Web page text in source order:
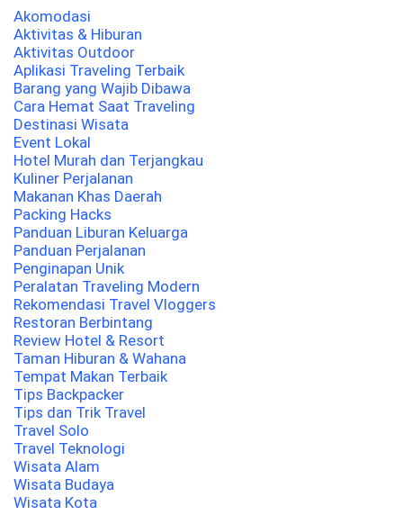
Akomodasi
Aktivitas & Hiburan
Aktivitas Outdoor
Aplikasi Traveling Terbaik
Barang yang Wajib Dibawa
Cara Hemat Saat Traveling
Destinasi Wisata
Event Lokal
Hotel Murah dan Terjangkau
Kuliner Perjalanan
Makanan Khas Daerah
Packing Hacks
Panduan Liburan Keluarga
Panduan Perjalanan
Penginapan Unik
Peralatan Traveling Modern
Rekomendasi Travel Vloggers
Restoran Berbintang
Review Hotel & Resort
Taman Hiburan & Wahana
Tempat Makan Terbaik
Tips Backpacker
Tips dan Trik Travel
Travel Solo
Travel Teknologi
Wisata Alam
Wisata Budaya
Wisata Kota